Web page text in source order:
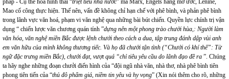
pháp - Cụ thể hóa hình thái “triệt tiêu nhà nước” mà Marx, Engels hằng mơ ước, Lénine,
Mao cố công thực hiện. Thế nên, vấn đề không chỉ hạn chế với phê bình, và phản phê bình
trong lãnh vực văn hoá, phạm vi văn nghệ qua những bài bút chiến. Quyền lực chính trị vận
dụng “ chiến lược văn chương quán tính ”dựng nên một phong trào chưởi hùa,: Người làm
văn hóa, văn nghệ miền Bắc được lệnh chưởi theo cách a dua, tập trung đánh dập vùi anh
em văn hữu của mình không thương tiếc. Và họ đã chưởi tận tình (“Chưởi có khí thế”: Từ
ngữ đặc trưng miền Bắc), chưởi đạt, vượt quá “chỉ tiêu yêu cầu do lãnh đạo đề ra ”. Chúng
ta hãy nghe những đoạn chưởi điển hình của “đội ngũ nhà văn, nhà thơ, nhà phê bình tiên
phong tiên tiến của “thủ đô phẩm giá, niềm tin yêu và hy vọng” (Xin nói thêm cho rõ, những